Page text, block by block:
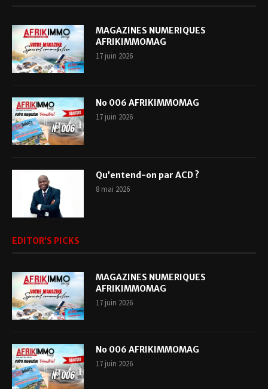
MAGAZINES NUMERIQUES
AFRIKIMMOMAG
17 juin 2026
No 006 AFRIKIMMOMAG
17 juin 2026
Qu’entend-on par ACD ?
8 mai 2026
EDITOR’S PICKS
MAGAZINES NUMERIQUES
AFRIKIMMOMAG
17 juin 2026
No 006 AFRIKIMMOMAG
17 juin 2026